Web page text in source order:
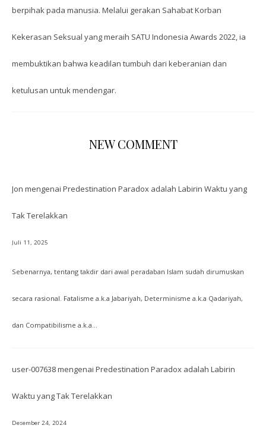
berpihak pada manusia. Melalui gerakan Sahabat Korban
Kekerasan Seksual yang meraih SATU Indonesia Awards 2022, ia
membuktikan bahwa keadilan tumbuh dari keberanian dan
ketulusan untuk mendengar.
NEW COMMENT
Jon mengenai Predestination Paradox adalah Labirin Waktu yang
Tak Terelakkan
Juli 11, 2025
Sebenarnya, tentang takdir dari awal peradaban Islam sudah dirumuskan
secara rasional. Fatalisme a.k.a Jabariyah, Determinisme a.k.a Qadariyah,
dan Compatibilisme a.k.a…
user-007638mengenai Predestination Paradox adalah Labirin
Waktu yang Tak Terelakkan
Desember 24, 2024